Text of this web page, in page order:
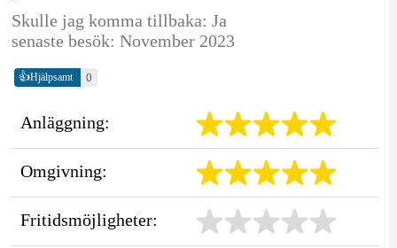
Skulle jag komma tillbaka: Ja
senaste besök: November 2023
👍Hjälpsamt 0
Anläggning:
Omgivning:
Fritidsmöjligheter: